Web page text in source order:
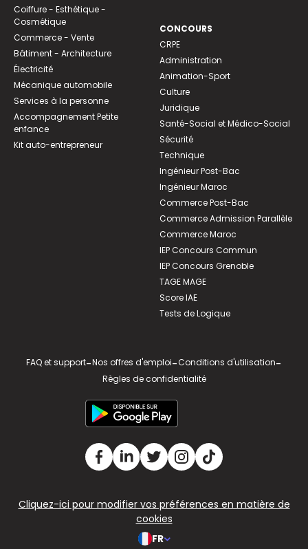
Coiffure - Esthétique -
Cosmétique
Commerce - Vente
Bâtiment - Architecture
Électricité
Mécanique automobile
Services à la personne
Accompagnement Petite
enfance
Kit auto-entrepreneur
CONCOURS
CRPE
Administration
Animation-Sport
Culture
Juridique
Santé-Social et Médico-Social
Sécurité
Technique
Ingénieur Post-Bac
Ingénieur Maroc
Commerce Post-Bac
Commerce Admission Parallèle
Commerce Maroc
IEP Concours Commun
IEP Concours Grenoble
TAGE MAGE
Score IAE
Tests de Logique
FAQ et support-Nos offres d'emploi-Conditions d'utilisation-
Règles de confidentialité
Cliquez-ici pour modifier vos préférences en matière de
cookies
FR